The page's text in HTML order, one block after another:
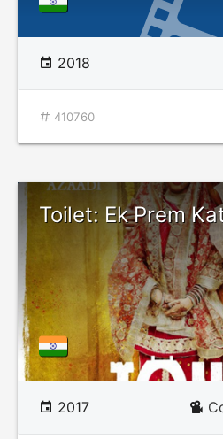
2018
410760
Toilet: Ek Prem
2017